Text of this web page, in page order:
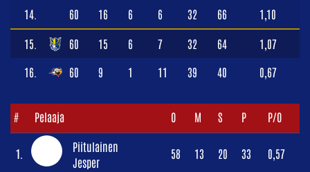
14. 60 16 6 6 32 66 1,10
15. 60 15 6 7 32 64 1,07
16. 60 9 1 11 39 40 0,67
# Pelaaja O M S P P/O
1.
Piitulainen
Jesper
58 13 20 33 0,57